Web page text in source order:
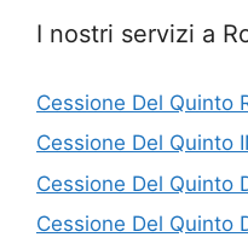
I nostri servizi a
Cessione Del Quinto
Cessione Del Quinto
Cessione Del Quinto
Cessione Del Quinto